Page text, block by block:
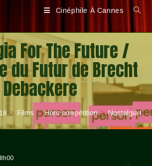
Cinéphile À Cannes
For The Future /
du Futur de Brecht
Debackere
18 > Films > Hors compétition > Nostalgia